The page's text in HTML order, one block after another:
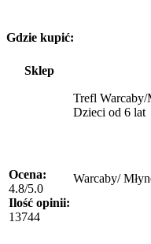
Gdzie kupić:
Sklep
Trefl Warcaby/
Dzieci od 6 lat
Ocena:
4.8/5.0
Ilość opinii:
13744
Warcaby/